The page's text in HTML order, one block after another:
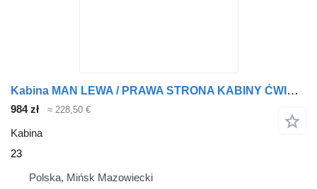
Kabina MAN LEWA / PRAWA STRONA KABINY ĆWIARTKA MAN TGX / TGA 23 do ciągnika siodłowego
984 zł ≈ 228,50 €
Kabina
23
Polska, Mińsk Mazowiecki